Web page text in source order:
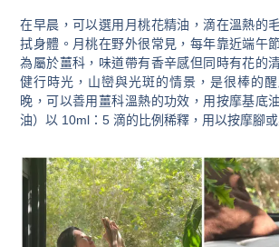
在早晨，可以選用月桃花精油，滴在溫熱的
拭身體。月桃在野外很常見，每年靠近端午
為屬於薑科，味道帶有香辛感但同時有花的
健行時光，山巒與光斑的情景，是很棒的醒
晚，可以善用薑科溫熱的功效，用按摩基底
油）以 10ml：5 滴的比例稀釋， 用以按摩腳